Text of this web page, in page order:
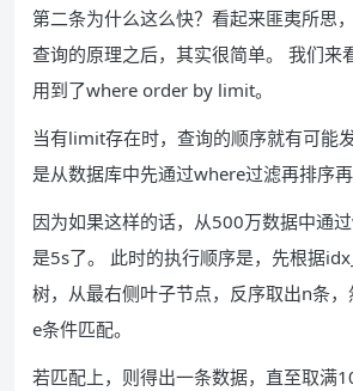
第二条为什么这么快？看起来匪夷所思
查询的原理之后，其实很简单。 我们来
用到了where order by limit。
当有limit存在时，查询的顺序就有可能
是从数据库中先通过where过滤再排序再
因为如果这样的话，从500万数据中通
是5s了。 此时的执行顺序是，先根据
树，从最右侧叶子节点，反序取出n条
e条件匹配。
若匹配上，则得出一条数据，直至取满